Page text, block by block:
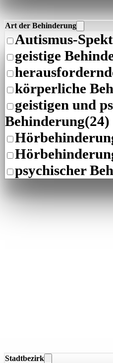
Stadtbezirk
Art der Behinderung
Autismus-
geistige
körperliche
geistigen und
Behinderung(24)
psychischer